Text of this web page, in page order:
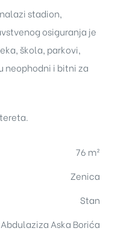
stadion,
osiguranja je
škola, parkovi,
neophodni i bitni za
76 m²
Zenica
Stan
Abdulaziza Aska Borića